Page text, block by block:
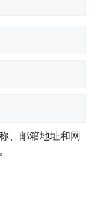
、邮箱地址和网